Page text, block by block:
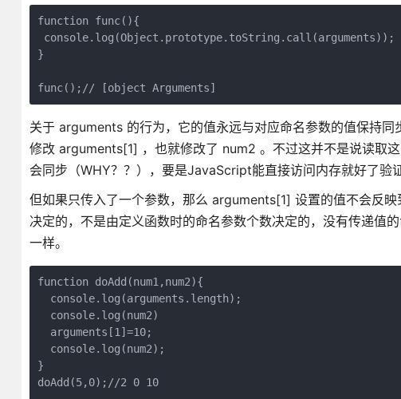
function func(){
console.log(Object.prototype.toString.call(arguments));
}
func();// [object Arguments]
关于 arguments 的行为，它的值永远与对应命名参数的值保持
修改 arguments[1] ，也就修改了 num2 。不过这并不是说读取
会同步（WHY？？），要是JavaScript能直接访问内存就好了验证
但如果只传入了一个参数，那么 arguments[1] 设置的值不会反
决定的，不是由定义函数时的命名参数个数决定的，没有传递值
一样。
function doAdd(num1,num2){
  console.log(arguments.length);
  console.log(num2)
  arguments[1]=10;
  console.log(num2);
}
doAdd(5,0);//2 0 10